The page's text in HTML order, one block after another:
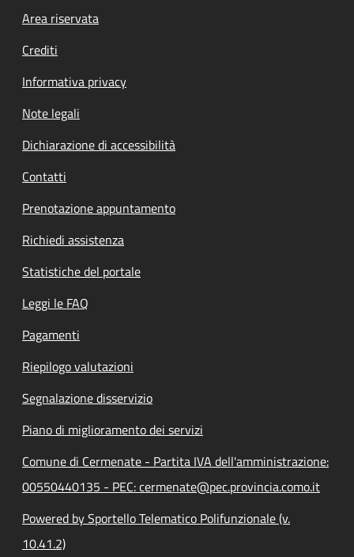
Footer menu
Area riservata
Crediti
Informativa privacy
Note legali
Dichiarazione di accessibilità
Contatti
Prenotazione appuntamento
Richiedi assistenza
Statistiche del portale
Leggi le FAQ
Pagamenti
Riepilogo valutazioni
Segnalazione disservizio
Piano di miglioramento dei servizi
Comune di Cermenate - Partita IVA dell'amministrazione:
00550440135 - PEC: cermenate@pec.provincia.como.it
Powered by Sportello Telematico Polifunzionale (v.
10.41.2)